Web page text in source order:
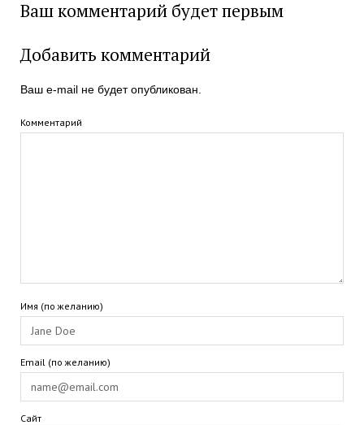
Ваш комментарий будет первым
Добавить комментарий
Ваш e-mail не будет опубликован.
Комментарий
Имя (по желанию)
Email (по желанию)
Сайт